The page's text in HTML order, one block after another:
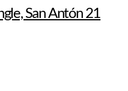
San Antón 21